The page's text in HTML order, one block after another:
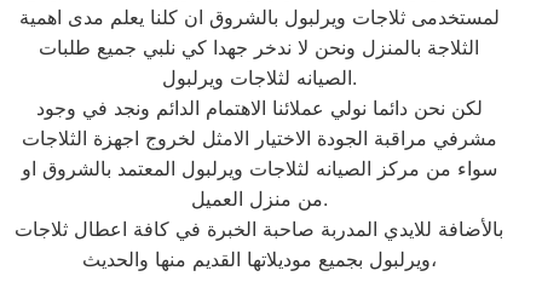
لمستخدمى ثلاجات ويرلبول بالشروق ان كلنا يعلم مدى اهمية
الثلاجة بالمنزل ونحن لا ندخر جهدا كي نلبي جميع طلبات
الصيانه لثلاجات ويرلبول.
لكن نحن دائما نولي عملائنا الاهتمام الدائم ونجد في وجود
مشرفي مراقبة الجودة الاختيار الامثل لخروج اجهزة الثلاجات
سواء من مركز الصيانه لثلاجات ويرلبول المعتمد بالشروق او
من منزل العميل.
بالأضافة للايدي المدربة صاحبة الخبرة في كافة اعطال ثلاجات
ويرلبول بجميع موديلاتها القديم منها والحديث،